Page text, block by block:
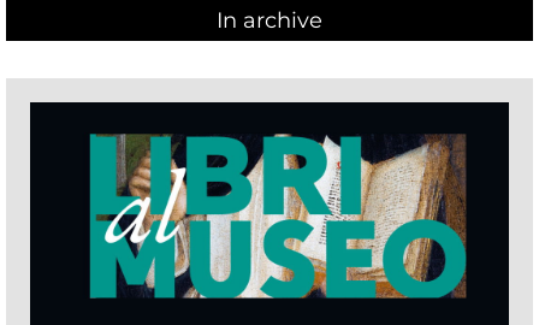
In archive